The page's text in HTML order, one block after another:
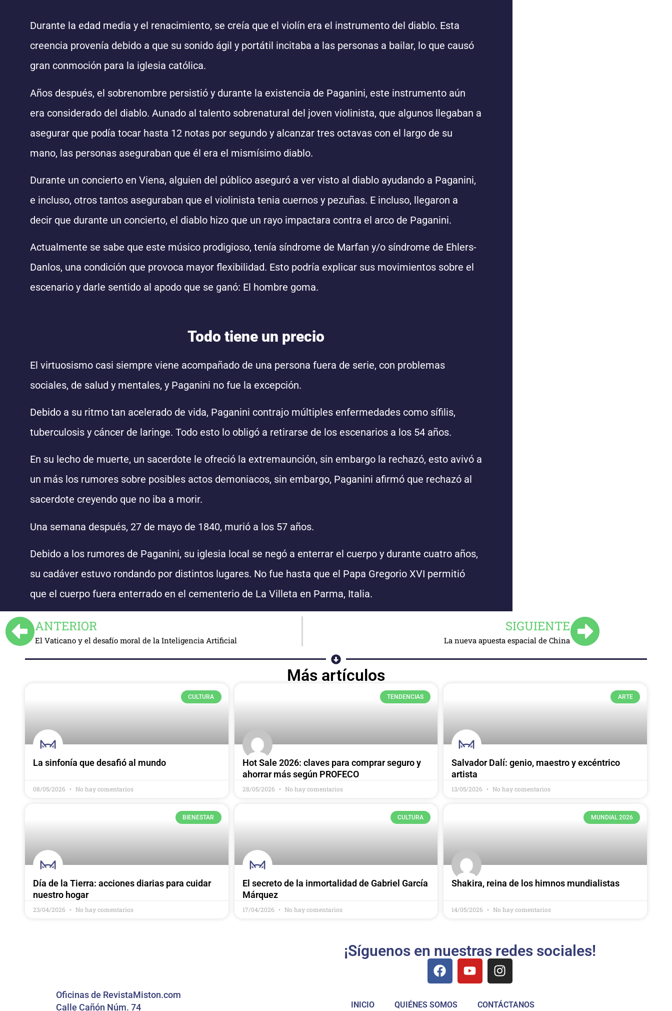
Durante la edad media y el renacimiento, se creía que el violín era el instrumento del diablo. Esta
creencia provenía debido a que su sonido ágil y portátil incitaba a las personas a bailar, lo que causó
gran conmoción para la iglesia católica.
Años después, el sobrenombre persistió y durante la existencia de Paganini, este instrumento aún
era considerado del diablo. Aunado al talento sobrenatural del joven violinista, que algunos llegaban a
asegurar que podía tocar hasta 12 notas por segundo y alcanzar tres octavas con el largo de su
mano, las personas aseguraban que él era el mismísimo diablo.
Durante un concierto en Viena, alguien del público aseguró a ver visto al diablo ayudando a Paganini,
e incluso, otros tantos aseguraban que el violinista tenia cuernos y pezuñas. E incluso, llegaron a
decir que durante un concierto, el diablo hizo que un rayo impactara contra el arco de Paganini.
Actualmente se sabe que este músico prodigioso, tenía síndrome de Marfan y/o síndrome de Ehlers-
Danlos, una condición que provoca mayor flexibilidad. Esto podría explicar sus movimientos sobre el
escenario y darle sentido al apodo que se ganó: El hombre goma.
Todo tiene un precio
El virtuosismo casi siempre viene acompañado de una persona fuera de serie, con problemas
sociales, de salud y mentales, y Paganini no fue la excepción.
Debido a su ritmo tan acelerado de vida, Paganini contrajo múltiples enfermedades como sífilis,
tuberculosis y cáncer de laringe. Todo esto lo obligó a retirarse de los escenarios a los 54 años.
En su lecho de muerte, un sacerdote le ofreció la extremaunción, sin embargo la rechazó, esto avivó a
un más los rumores sobre posibles actos demoniacos, sin embargo, Paganini afirmó que rechazó al
sacerdote creyendo que no iba a morir.
Una semana después, 27 de mayo de 1840, murió a los 57 años.
Debido a los rumores de Paganini, su iglesia local se negó a enterrar el cuerpo y durante cuatro años,
su cadáver estuvo rondando por distintos lugares. No fue hasta que el Papa Gregorio XVI permitió
que el cuerpo fuera enterrado en el cementerio de La Villeta en Parma, Italia.
ANTERIOR
El Vaticano y el desafío moral de la Inteligencia Artificial
SIGUIENTE
La nueva apuesta espacial de China
Más artículos
CULTURA
La sinfonía que desafió al mundo
08/05/2026 No hay comentarios
TENDENCIAS
Hot Sale 2026: claves para comprar seguro y
ahorrar más según PROFECO
28/05/2026 No hay comentarios
ARTE
Salvador Dalí: genio, maestro y excéntrico
artista
13/05/2026 No hay comentarios
BIENESTAR
Día de la Tierra: acciones diarias para cuidar
nuestro hogar
23/04/2026 No hay comentarios
CULTURA
El secreto de la inmortalidad de Gabriel García
Márquez
17/04/2026 No hay comentarios
MUNDIAL 2026
Shakira, reina de los himnos mundialistas
14/05/2026 No hay comentarios
¡Síguenos en nuestras redes sociales!
Oficinas de RevistaMiston.com
Calle Cañón Núm. 74
INICIO QUIÉNES SOMOS CONTÁCTANOS